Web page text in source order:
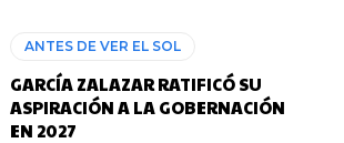
ANTES DE VER EL SOL
GARCÍA ZALAZAR RATIFICÓ SU
ASPIRACIÓN A LA GOBERNACIÓN
EN 2027